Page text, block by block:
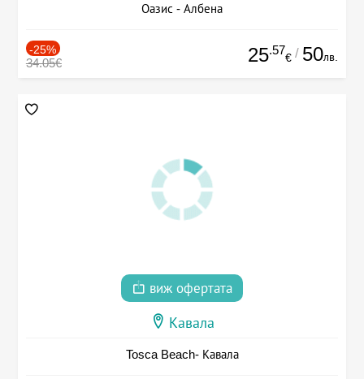
Оазис - Албена
-25%
34.05€ 25.57
€ / 50лв.
виж офертата
Кавала
Tosca Beach- Кавала